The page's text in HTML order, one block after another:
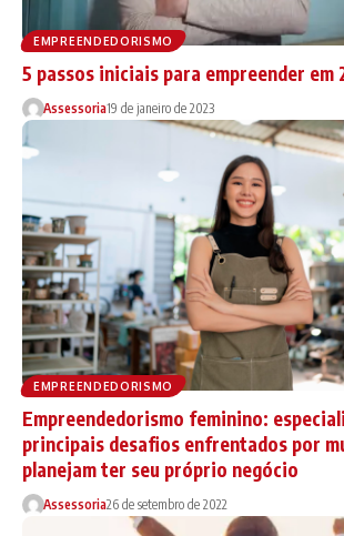
EMPREENDEDORISMO
5 passos iniciais para empreender em
Assessoria19 de janeiro de 2023
EMPREENDEDORISMO
Empreendedorismo feminino:
principais desafios enfrentados por
planejam ter seu próprio negócio
Assessoria26 de setembro de 2022